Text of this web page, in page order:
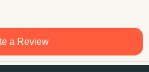
a Review